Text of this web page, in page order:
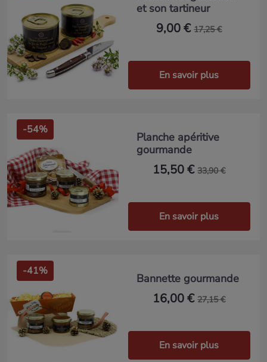
et son tartineur
9,00 € 17,25 €
En savoir plus
Planche apéritive
gourmande
15,50 € 33,90 €
En savoir plus
-54%
Bannette gourmande
16,00 € 27,15 €
En savoir plus
-41%